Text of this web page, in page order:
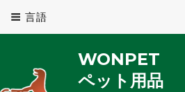
言語
WONPET
ペット用品